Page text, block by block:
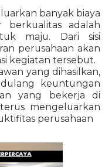
banyak biaya
adalah
maju. Dari sisi
perusahaan akan
kegiatan tersebut.
yang dihasilkan,
keuntungan
yang bekerja di
mengeluarkan
perusahaan